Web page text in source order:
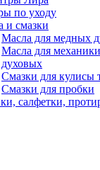
по уходу
и смазки
Масла для медных
Масла для
духовых
Смазки для кулисы
Смазки для пробки
салфетки,